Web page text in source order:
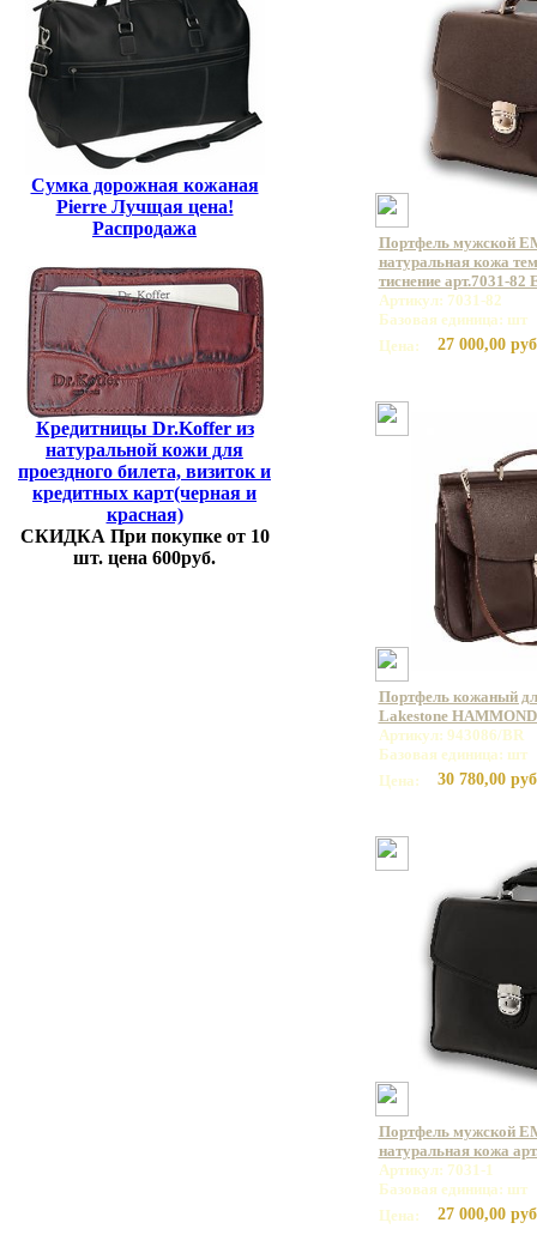
Сумка дорожная кожаная
Pierre Лучщая цена!
Распродажа
Кредитницы Dr.Koffer из
натуральной кожи для
проездного билета, визиток и
кредитных карт(черная и
красная)
СКИДКА При покупке от 10
шт. цена 600руб.
Портфель мужской
натуральная кожа
тиснение арт.7031-82
Артикул: 7031-82
Базовая единица: шт
Цена:
27 000,00
Портфель кожаный
Lakestone
Артикул: 943086/BR
Базовая единица: шт
Цена:
30 780,00
Портфель мужской
натуральная кожа
Артикул: 7031-1
Базовая единица: шт
Цена:
27 000,00